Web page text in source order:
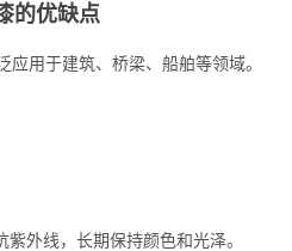
的优缺点
用于建筑、桥梁、船舶等领域。
外线，长期保持颜色和光泽。